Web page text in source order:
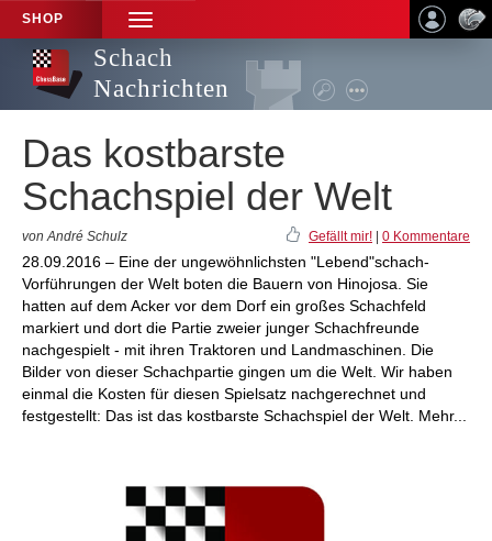
SHOP
TOGGLE
NAVIGATION
Schach
Nachrichten
Das kostbarste
Schachspiel der Welt
von André Schulz Gefällt mir! 0 Kommentare
28.09.2016 – Eine der ungewöhnlichsten "Lebend"schach-
Vorführungen der Welt boten die Bauern von Hinojosa. Sie
hatten auf dem Acker vor dem Dorf ein großes Schachfeld
markiert und dort die Partie zweier junger Schachfreunde
nachgespielt - mit ihren Traktoren und Landmaschinen. Die
Bilder von dieser Schachpartie gingen um die Welt. Wir haben
einmal die Kosten für diesen Spielsatz nachgerechnet und
festgestellt: Das ist das kostbarste Schachspiel der Welt. Mehr...